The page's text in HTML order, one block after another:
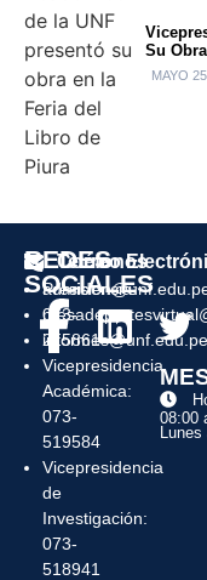
Su
MAYO
REDES
SOCIALES
Teléfonos
Presidencia:
073-
215861
Vicepresidencia
Académica:
073-
519584
Vicepresidencia
de
Investigación:
073-
518941
Correo
informes@unf.edu.pe
08:00
Lunes